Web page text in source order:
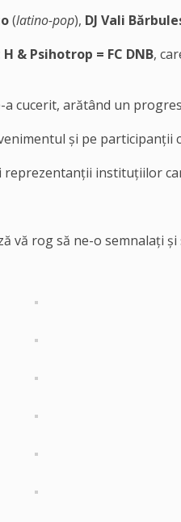
(latino-pop), DJ Vali
& Psihotrop = FC DNB,
cucerit, arătând un
și pe
instituțiilor
vă rog să ne-o semnalați și